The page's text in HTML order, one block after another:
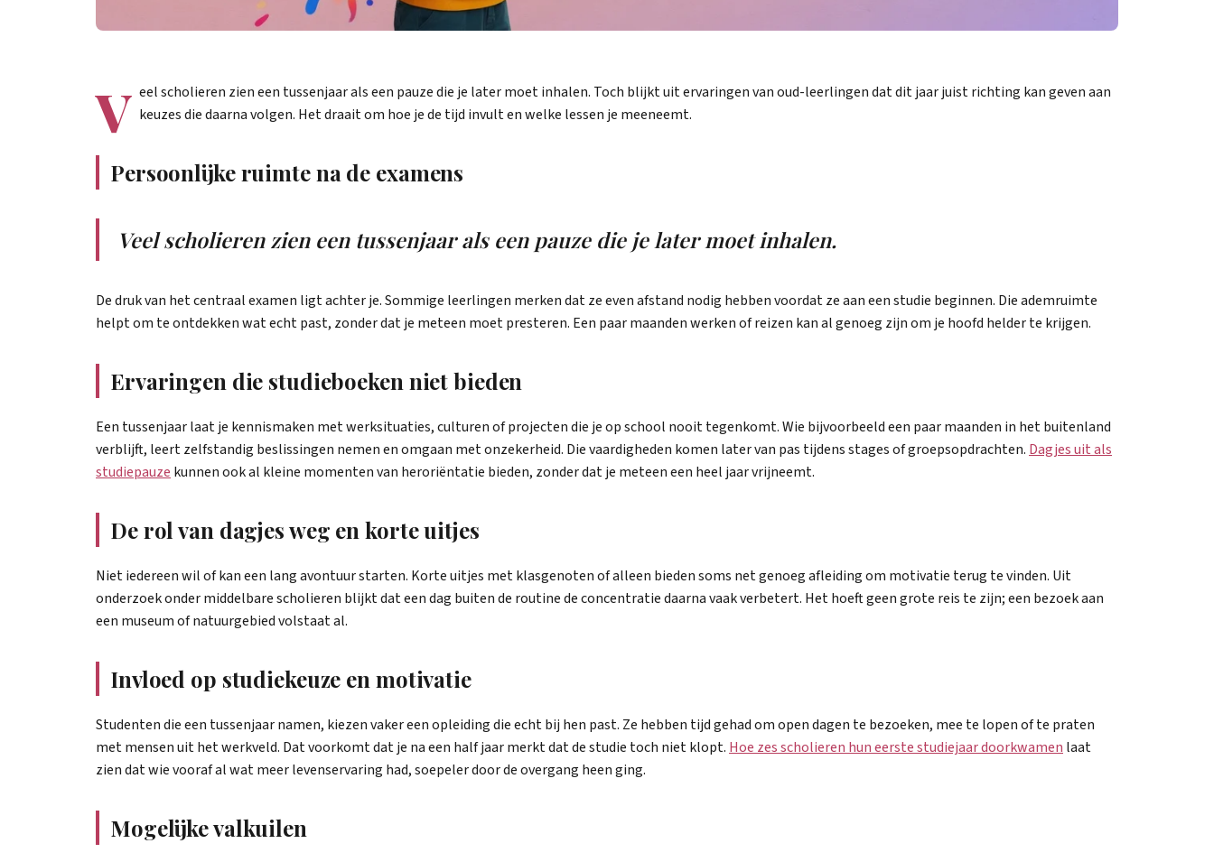
V eel scholieren zien een tussenjaar als een pauze die je later moet inhalen. Toch blijkt uit ervaringen van oud-leerlingen dat dit jaar juist richting kan geven aan
keuzes die daarna volgen. Het draait om hoe je de tijd invult en welke lessen je meeneemt.
Persoonlijke ruimte na de examens
Veel scholieren zien een tussenjaar als een pauze die je later moet inhalen.
De druk van het centraal examen ligt achter je. Sommige leerlingen merken dat ze even afstand nodig hebben voordat ze aan een studie beginnen. Die ademruimte
helpt om te ontdekken wat echt past, zonder dat je meteen moet presteren. Een paar maanden werken of reizen kan al genoeg zijn om je hoofd helder te krijgen.
Ervaringen die studieboeken niet bieden
Een tussenjaar laat je kennismaken met werksituaties, culturen of projecten die je op school nooit tegenkomt. Wie bijvoorbeeld een paar maanden in het buitenland
verblijft, leert zelfstandig beslissingen nemen en omgaan met onzekerheid. Die vaardigheden komen later van pas tijdens stages of groepsopdrachten. Dagjes uit als
studiepauze kunnen ook al kleine momenten van heroriëntatie bieden, zonder dat je meteen een heel jaar vrijneemt.
De rol van dagjes weg en korte uitjes
Niet iedereen wil of kan een lang avontuur starten. Korte uitjes met klasgenoten of alleen bieden soms net genoeg afleiding om motivatie terug te vinden. Uit
onderzoek onder middelbare scholieren blijkt dat een dag buiten de routine de concentratie daarna vaak verbetert. Het hoeft geen grote reis te zijn; een bezoek aan
een museum of natuurgebied volstaat al.
Invloed op studiekeuze en motivatie
Studenten die een tussenjaar namen, kiezen vaker een opleiding die echt bij hen past. Ze hebben tijd gehad om open dagen te bezoeken, mee te lopen of te praten
met mensen uit het werkveld. Dat voorkomt dat je na een half jaar merkt dat de studie toch niet klopt. Hoe zes scholieren hun eerste studiejaar doorkwamen laat
zien dat wie vooraf al wat meer levenservaring had, soepeler door de overgang heen ging.
Mogelijke valkuilen